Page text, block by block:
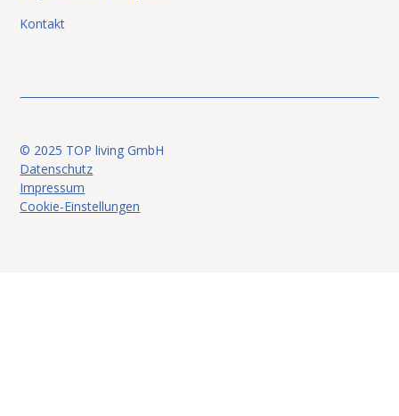
Kontakt
© 2025 TOP living GmbH
Datenschutz
Impressum
Cookie-Einstellungen